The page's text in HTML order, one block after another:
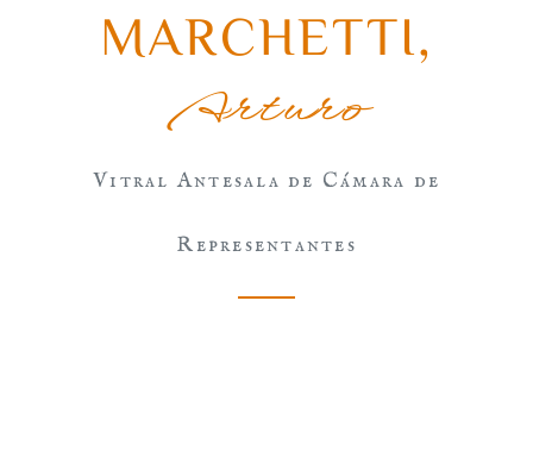
MARCHETTI,
Arturo
Vitral Antesala de Cámara de
Representantes